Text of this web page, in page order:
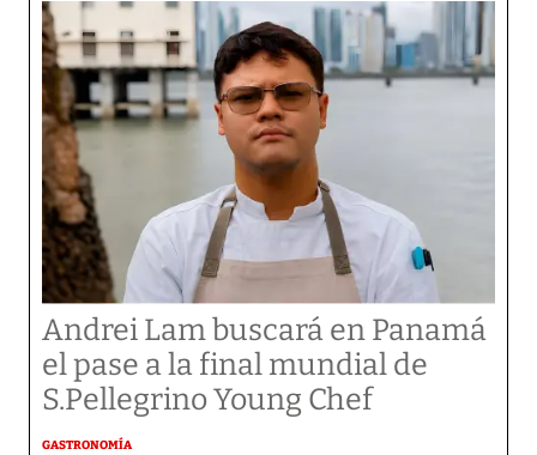
Andrei Lam buscará en Panamá
el pase a la final mundial de
S.Pellegrino Young Chef
GASTRONOMÍA